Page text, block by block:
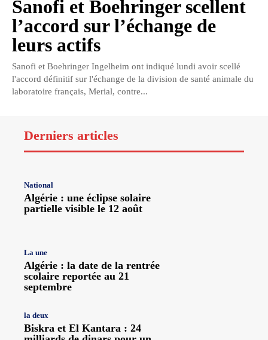
Sanofi et Boehringer scellent
l’accord sur l’échange de
leurs actifs
Sanofi et Boehringer Ingelheim ont indiqué lundi avoir scellé
l'accord définitif sur l'échange de la division de santé animale du
laboratoire français, Merial, contre...
Derniers articles
National
Algérie : une éclipse solaire
partielle visible le 12 août
La une
Algérie : la date de la rentrée
scolaire reportée au 21
septembre
la deux
Biskra et El Kantara : 24